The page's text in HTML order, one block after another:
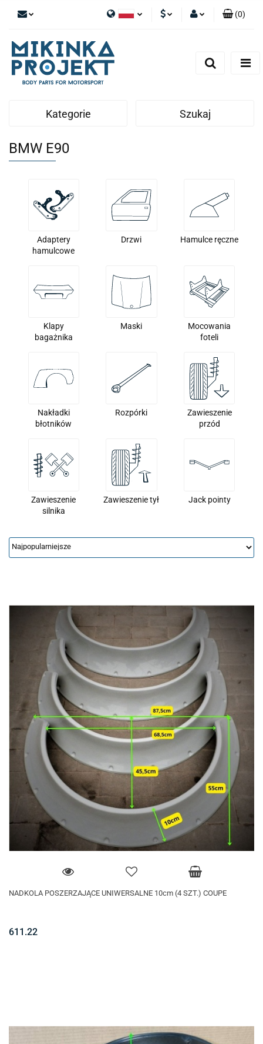
Polski
English
(0)
Kategorie Szukaj
BMW E90
Adaptery
hamulcowe
Drzwi Hamulce ręczne
Klapy
bagażnika
Maski
Mocowania
foteli
Nakładki
błotników
Rozpórki
Zawieszenie
przód
Zawieszenie
silnika
Zawieszenie tył Jack pointy
NADKOLA POSZERZAJĄCE UNIWERSALNE 10cm (4 SZT.) COUPE
611.22